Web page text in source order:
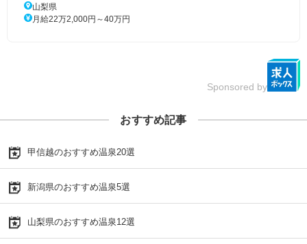
山梨県
月給22万2,000円～40万円
Sponsored by
おすすめ記事
甲信越のおすすめ温泉20選
新潟県のおすすめ温泉5選
山梨県のおすすめ温泉12選